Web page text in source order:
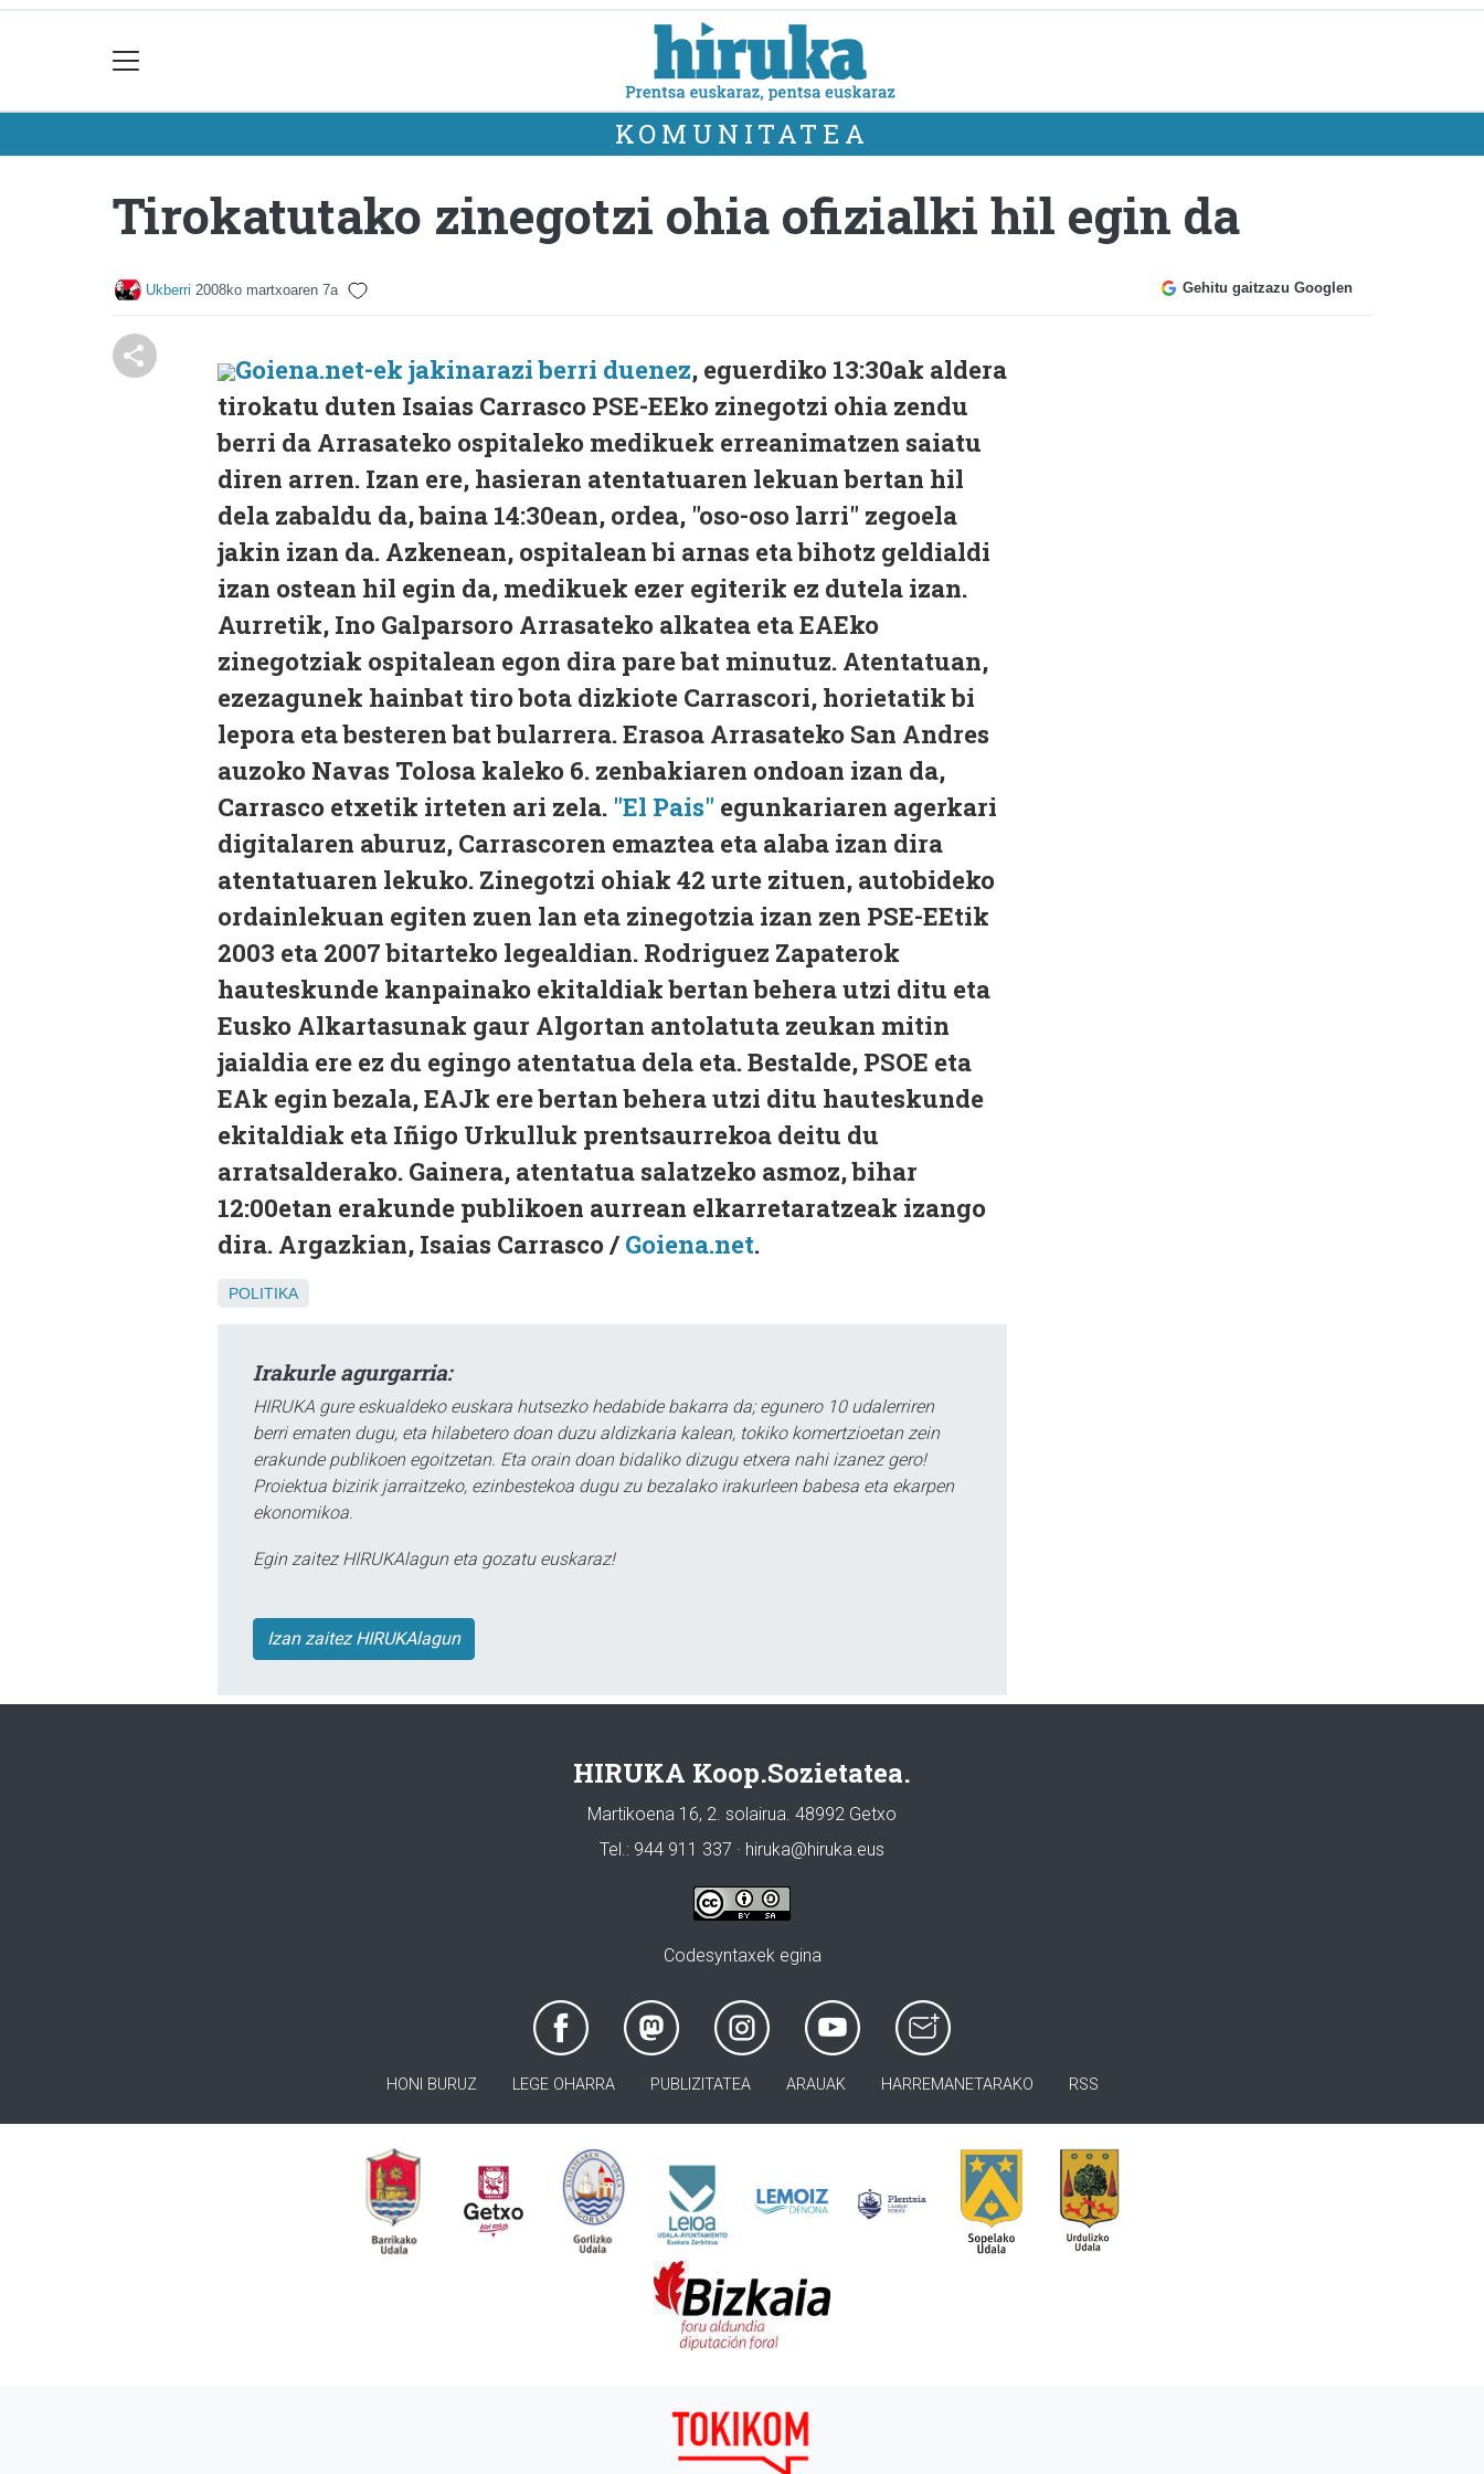
KOMUNITATEA
Tirokatutako zinegotzi ohia ofizialki hil egin da
Ukberri 2008ko martxoaren 7a Gehitu gaitzazu Googlen
Goiena.net-ek jakinarazi berri duenez, eguerdiko 13:30ak aldera
tirokatu duten Isaias Carrasco PSE-EEko zinegotzi ohia zendu
berri da Arrasateko ospitaleko medikuek erreanimatzen saiatu
diren arren. Izan ere, hasieran atentatuaren lekuan bertan hil
dela zabaldu da, baina 14:30ean, ordea, "oso-oso larri" zegoela
jakin izan da. Azkenean, ospitalean bi arnas eta bihotz geldialdi
izan ostean hil egin da, medikuek ezer egiterik ez dutela izan.
Aurretik, Ino Galparsoro Arrasateko alkatea eta EAEko
zinegotziak ospitalean egon dira pare bat minutuz. Atentatuan,
ezezagunek hainbat tiro bota dizkiote Carrascori, horietatik bi
lepora eta besteren bat bularrera. Erasoa Arrasateko San Andres
auzoko Navas Tolosa kaleko 6. zenbakiaren ondoan izan da,
Carrasco etxetik irteten ari zela. "El Pais" egunkariaren agerkari
digitalaren aburuz, Carrascoren emaztea eta alaba izan dira
atentatuaren lekuko. Zinegotzi ohiak 42 urte zituen, autobideko
ordainlekuan egiten zuen lan eta zinegotzia izan zen PSE-EEtik
2003 eta 2007 bitarteko legealdian. Rodriguez Zapaterok
hauteskunde kanpainako ekitaldiak bertan behera utzi ditu eta
Eusko Alkartasunak gaur Algortan antolatuta zeukan mitin
jaialdia ere ez du egingo atentatua dela eta. Bestalde, PSOE eta
EAk egin bezala, EAJk ere bertan behera utzi ditu hauteskunde
ekitaldiak eta Iñigo Urkulluk prentsaurrekoa deitu du
arratsalderako. Gainera, atentatua salatzeko asmoz, bihar
12:00etan erakunde publikoen aurrean elkarretaratzeak izango
dira. Argazkian, Isaias Carrasco / Goiena.net.
POLITIKA
Irakurle agurgarria:
HIRUKA gure eskualdeko euskara hutsezko hedabide bakarra da; egunero 10 udalerriren
berri ematen dugu, eta hilabetero doan duzu aldizkaria kalean, tokiko komertzioetan zein
erakunde publikoen egoitzetan. Eta orain doan bidaliko dizugu etxera nahi izanez gero!
Proiektua bizirik jarraitzeko, ezinbestekoa dugu zu bezalako irakurleen babesa eta ekarpen
ekonomikoa.
Egin zaitez HIRUKAlagun eta gozatu euskaraz!
Izan zaitez HIRUKAlagun
HIRUKA Koop.Sozietatea.
Martikoena 16, 2. solairua. 48992 Getxo
Tel.: 944 911 337 · hiruka@hiruka.eus
Codesyntaxek egina
HONI BURUZ LEGE OHARRA PUBLIZITATEA ARAUAK HARREMANETARAKO RSS